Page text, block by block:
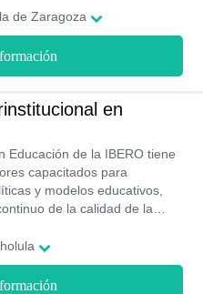
así innovador los
en las instituciones y
lo podrás ver de forma
tres años.
de Zaragoza
en
Educación de la IBERO tiene
capacitados para
y modelos educativos,
de la calidad de la
donde podrás contar con
accesible el programa.